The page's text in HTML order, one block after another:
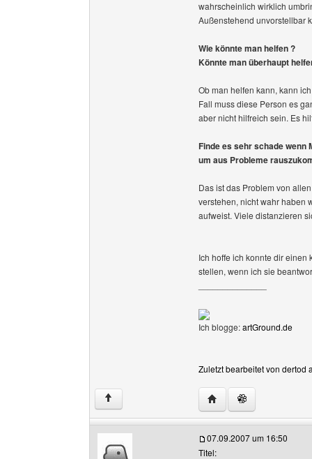
wahrscheinlich wirklich
Außenstehend unvorstellbar
Wie könnte man helfen ?
Könnte man überhaupt
Ob man helfen kann, kann
Fall muss diese Person es
aber nicht hilfreich sein. Es
Finde es sehr schade wenn
um aus Probleme
Das ist das Problem von
verstehen, nicht wahr haben
aufweist. Viele distanzieren
Ich hoffe ich konnte dir
stellen, wenn ich sie
Ich blogge:artGround.de
Zuletzt bearbeitet von dertod
↑ Website dieses
07.09.2007 um 16:50
Titel: